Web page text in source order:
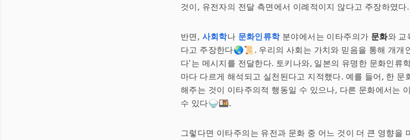
것이, 유전자의 전달 측면에서 이례적이지 않다고 주장하였다.
반면, 사회학나 문화인류학분야에서는 이타주의가 문화와 교
다고 주장한다🌏📜. 우리의 사회는 가치와 믿음을 통해 개개
다'는 메시지를 전달한다. 토키나와, 일본의 유명한 문화인류
마다 다르게 해석되고 실천된다고 지적했다. 예를 들어, 한 문
해주는 것이 이타주의적 행동일 수 있으나, 다른 문화에서는
수 있다🍚🍱.
그렇다면 이타주의는 유전과 문화 중 어느 것이 더 큰 영향을